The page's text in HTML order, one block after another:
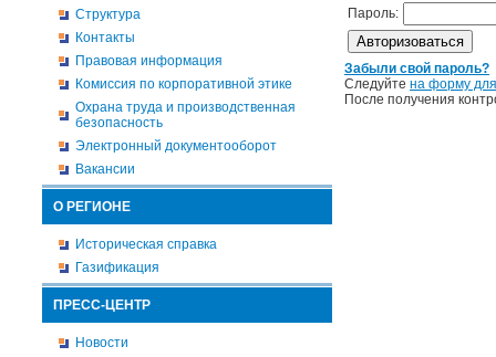
Структура
Контакты
Правовая информация
Комиссия по корпоративной этике
Охрана труда и производственная
безопасность
Электронный документооборот
Вакансии
О РЕГИОНЕ
Историческая справка
Газификация
ПРЕСС-ЦЕНТР
Новости
Пароль:
Забыли свой пароль?
Следуйте на форму
После получения